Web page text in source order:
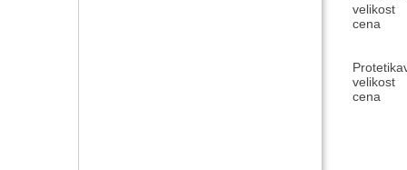
velikost
cena
velikost
cena